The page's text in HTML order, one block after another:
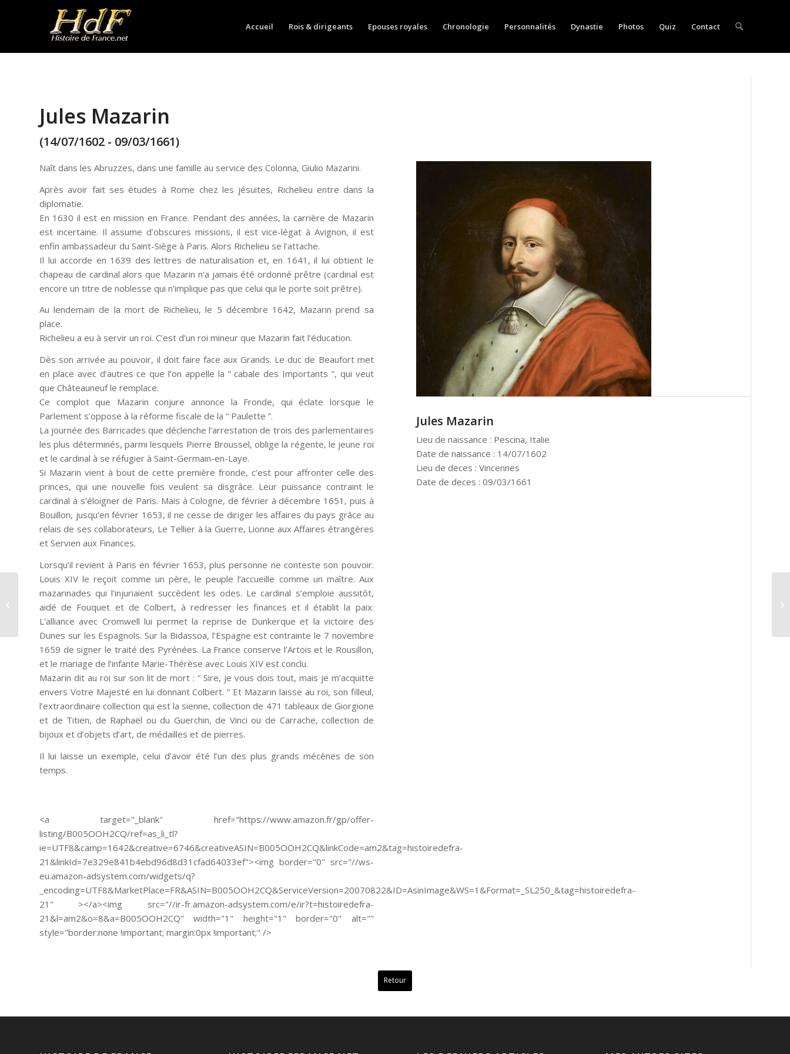
Accueil Rois & dirigeants Epouses royales Chronologie Personnalités Dynastie Photos Quiz Contact
Jules Mazarin
(14/07/1602 - 09/03/1661)
Naît dans les Abruzzes, dans une famille au service des Colonna, Giulio Mazarini.
Après avoir fait ses études à Rome chez les jésuites, Richelieu entre dans la
diplomatie.
En 1630 il est en mission en France. Pendant des années, la carrière de Mazarin
est incertaine. Il assume d’obscures missions, il est vice-légat à Avignon, il est
enfin ambassadeur du Saint-Siège à Paris. Alors Richelieu se l’attache.
Il lui accorde en 1639 des lettres de naturalisation et, en 1641, il lui obtient le
chapeau de cardinal alors que Mazarin n’a jamais été ordonné prêtre (cardinal est
encore un titre de noblesse qui n’implique pas que celui qui le porte soit prêtre).
Au lendemain de la mort de Richelieu, le 5 décembre 1642, Mazarin prend sa
place.
Richelieu a eu à servir un roi. C’est d’un roi mineur que Mazarin fait l’éducation.
Dès son arrivée au pouvoir, il doit faire face aux Grands. Le duc de Beaufort met
en place avec d’autres ce que l’on appelle la “ cabale des Importants ”, qui veut
que Châteauneuf le remplace.
Ce complot que Mazarin conjure annonce la Fronde, qui éclate lorsque le
Parlement s’oppose à la réforme fiscale de la “ Paulette ”.
La journée des Barricades que déclenche l’arrestation de trois des parlementaires
les plus déterminés, parmi lesquels Pierre Broussel, oblige la régente, le jeune roi
et le cardinal à se réfugier à Saint-Germain-en-Laye.
Si Mazarin vient à bout de cette première fronde, c’est pour affronter celle des
princes, qui une nouvelle fois veulent sa disgrâce. Leur puissance contraint le
cardinal à s’éloigner de Paris. Mais à Cologne, de février à décembre 1651, puis à
Bouillon, jusqu’en février 1653, il ne cesse de diriger les affaires du pays grâce au
relais de ses collaborateurs, Le Tellier à la Guerre, Lionne aux Affaires étrangères
et Servien aux Finances.
Lorsqu’il revient à Paris en février 1653, plus personne ne conteste son pouvoir.
Louis XIV le reçoit comme un père, le peuple l’accueille comme un maître. Aux
mazarinades qui l’injuriaient succèdent les odes. Le cardinal s’emploie aussitôt,
aidé de Fouquet et de Colbert, à redresser les finances et il établit la paix.
L’alliance avec Cromwell lui permet la reprise de Dunkerque et la victoire des
Dunes sur les Espagnols. Sur la Bidassoa, l’Espagne est contrainte le 7 novembre
1659 de signer le traité des Pyrénées. La France conserve l’Artois et le Rousillon,
et le mariage de l’infante Marie-Thérèse avec Louis XIV est conclu.
Mazarin dit au roi sur son lit de mort : “ Sire, je vous dois tout, mais je m’acquitte
envers Votre Majesté en lui donnant Colbert. ” Et Mazarin laisse au roi, son filleul,
l’extraordinaire collection qui est la sienne, collection de 471 tableaux de Giorgione
et de Titien, de Raphaël ou du Guerchin, de Vinci ou de Carrache, collection de
bijoux et d’objets d’art, de médailles et de pierres.
Il lui laisse un exemple, celui d’avoir été l’un des plus grands mécènes de son
temps.
<a target="_blank" href="https://www.amazon.fr/gp/offer-
listing/B005OOH2CQ/ref=as_li_tl?
ie=UTF8&camp=1642&creative=6746&creativeASIN=B005OOH2CQ&linkCode=am2&tag=histoiredefra-
21&linkId=7e329e841b4ebd96d8d31cfad64033ef"><img border="0" src="//ws-
eu.amazon-adsystem.com/widgets/q?
_encoding=UTF8&MarketPlace=FR&ASIN=B005OOH2CQ&ServiceVersion=20070822&ID=AsinImage&WS=1&Format=_SL250_&tag=histoiredefra-
21" ></a><img src="//ir-fr.amazon-adsystem.com/e/ir?t=histoiredefra-
21&l=am2&o=8&a=B005OOH2CQ" width="1" height="1" border="0" alt=""
style="border:none !important; margin:0px !important;" />
Jules Mazarin
Lieu de naissance : Pescina, Italie
Date de naissance : 14/07/1602
Lieu de deces : Vincennes
Date de deces : 09/03/1661
Retour
Vauban, Sébastien le
Prestre